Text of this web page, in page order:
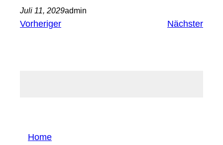
Juli 11, 2029admin
Vorheriger Nächster
Home